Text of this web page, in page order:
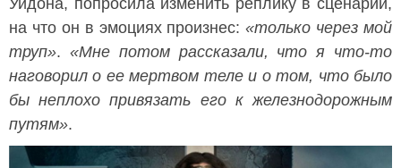
Уидона, попросила изменить реплику в сценарии,
на что он в эмоциях произнес:«только через мой
труп». «Мне потом рассказали, что я что-то
наговорил о ее мертвом теле и о том, что было
бы неплохо привязать его к железнодорожным
путям».